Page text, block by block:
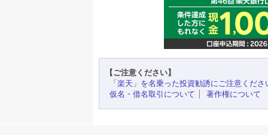
【ご注意ください】
「楽天」を名乗った投資勧誘にご注意くださ
仮名・借名取引について
著作権について